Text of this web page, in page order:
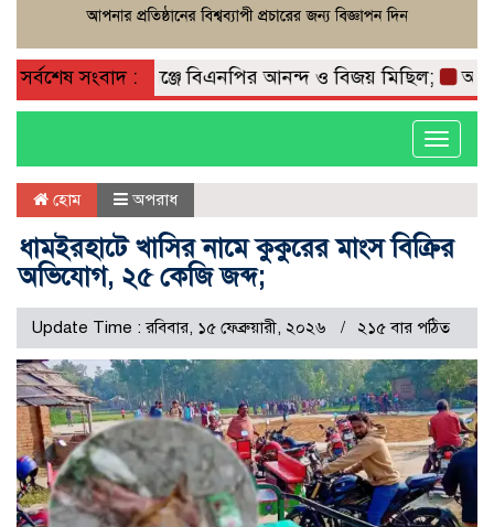
সর্বশেষ সংবাদ :
করে মাদারগঞ্জে বিএনপির আনন্দ ও বিজয় মিছিল;
Toggle
হোম অপরাধ
ধামইরহাটে খাসির নামে কুকুরের মাংস বিক্রির
অভিযোগ, ২৫ কেজি জব্দ;
Update Time : রবিবার, ১৫ ফেব্রুয়ারী, ২০২৬ ২১৫ বার পঠিত